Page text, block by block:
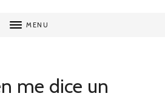
MENU
me dice un